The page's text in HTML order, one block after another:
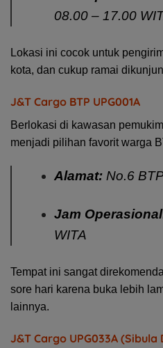
08.00 – 17.00
Lokasi ini cocok untuk
kota, dan cukup ramai
J&T Cargo BTP UPG001A
Berlokasi di kawasan
menjadi pilihan favorit warga
Alamat:No.6
Jam
WITA
Tempat ini sangat
sore hari karena buka lebih
lainnya.
J&T Cargo UPG033A (Sibula